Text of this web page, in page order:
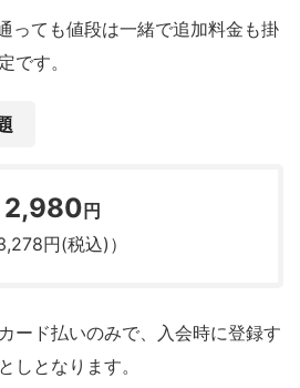
っても値段は一緒で追加料金も掛
です。
2,980 円
3,278円(税込)）
ード払いのみで、入会時に登録す
しとなります。